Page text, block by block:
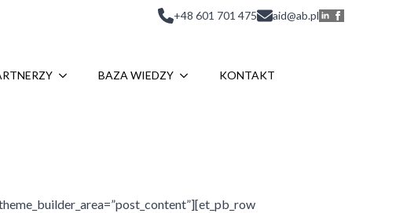
+48 601 701 475 aid@ab.pl
BAZA WIEDZY KONTAKT